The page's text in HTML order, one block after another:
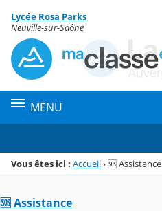
Menu de la rubrique
Contenu
Lycée Rosa Parks
Neuville-sur-Saône
MENU
Vous êtes ici : Accueil›🆘 Assistance
🆘 Assistance